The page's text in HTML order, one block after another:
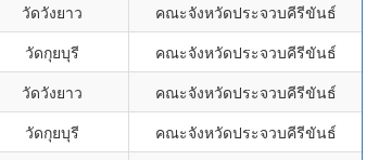
วัดวังยาว
คณะจังหวัดประจวบคีรีขันธ์
วัดกุยบุรี
คณะจังหวัดประจวบคีรีขันธ์
วัดวังยาว
คณะจังหวัดประจวบคีรีขันธ์
วัดกุยบุรี
คณะจังหวัดประจวบคีรีขันธ์